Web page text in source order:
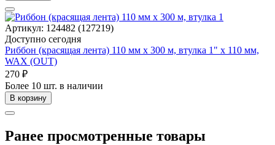
Артикул: 124482 (127219)
Доступно сегодня
Риббон (красящая лента) 110 мм х 300 м, втулка 1" x 110 мм,
WAX (OUT)
270 ₽
Более 10 шт. в наличии
В корзину
Ранее просмотренные товары